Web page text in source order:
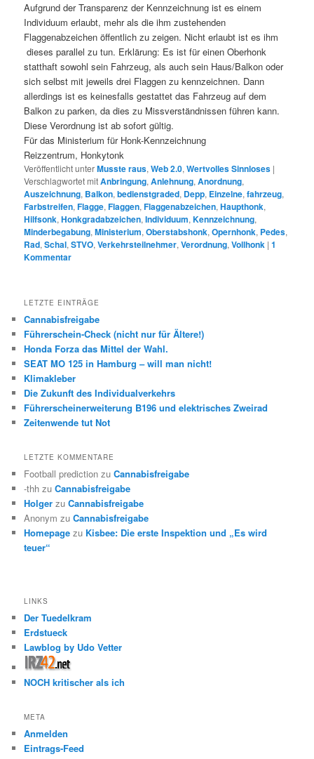
Aufgrund der Transparenz der Kennzeichnung ist es einem
Individuum erlaubt, mehr als die ihm zustehenden
Flaggenabzeichen öffentlich zu zeigen. Nicht erlaubt ist es ihm
dieses parallel zu tun. Erklärung: Es ist für einen Oberhonk
statthaft sowohl sein Fahrzeug, als auch sein Haus/Balkon oder
sich selbst mit jeweils drei Flaggen zu kennzeichnen. Dann
allerdings ist es keinesfalls gestattet das Fahrzeug auf dem
Balkon zu parken, da dies zu Missverständnissen führen kann.
Diese Verordnung ist ab sofort gültig.
Für das Ministerium für Honk-Kennzeichnung
Reizzentrum, Honkytonk
Veröffentlicht unterMusste raus,Web 2.0,Wertvolles Sinnloses |
Verschlagwortet mitAnbringung,Anlehnung,Anordnung,
Auszeichnung, Balkon,bedienstgraded, Depp, Einzelne,fahrzeug,
Farbstreifen,Flagge,Flaggen,Flaggenabzeichen,Haupthonk,
Hilfsonk,Honkgradabzeichen,Individuum,Kennzeichnung,
Minderbegabung,Ministerium,Oberstabshonk,Opernhonk, Pedes,
Rad,Schal,STVO,Verkehrsteilnehmer,Verordnung,Vollhonk |1
Kommentar
LETZTE EINTRÄGE
Cannabisfreigabe
Führerschein-Check (nicht nur für Ältere!)
Honda Forza das Mittel der Wahl.
SEAT MO 125 in Hamburg – will man nicht!
Klimakleber
Die Zukunft des Individualverkehrs
Führerscheinerweiterung B196 und elektrisches Zweirad
Zeitenwende tut Not
LETZTE KOMMENTARE
Football prediction zuCannabisfreigabe
-thh zuCannabisfreigabe
Holger zuCannabisfreigabe
Anonym zuCannabisfreigabe
Homepage zu Kisbee: Die erste Inspektion und „Es wird
teuer“
LINKS
Der Tuedelkram
Erdstueck
Lawblog by Udo Vetter
NOCH kritischer als ich
META
Anmelden
Eintrags-Feed